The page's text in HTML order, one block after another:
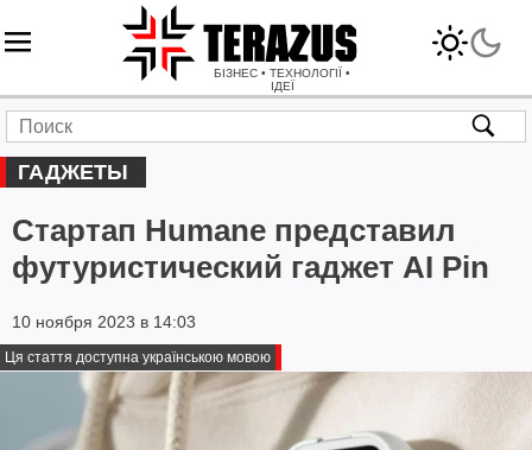
БІЗНЕС • ТЕХНОЛОГІЇ •
ІДЕЇ
ГАДЖЕТЫ
Стартап Humane представил
футуристический гаджет AI Pin
10 ноября 2023 в 14:03
Ця стаття доступна українською мовою